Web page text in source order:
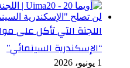
اللجنة التي تأكل على
“الإسكندرية السينمائي”
1 يونيو، 2026